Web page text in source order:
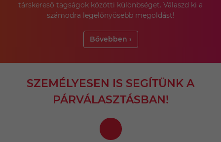
társkereső tagságok közötti különbséget. Válaszd ki a
számodra legelőnyösebb megoldást!
Bővebben ›
SZEMÉLYESEN IS SEGÍTÜNK A
PÁRVÁLASZTÁSBAN!